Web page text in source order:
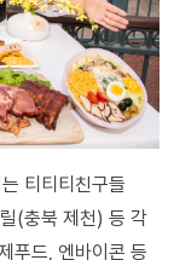
티티티친구들
(충북 제천) 등 각
푸드, 엔바이콘 등